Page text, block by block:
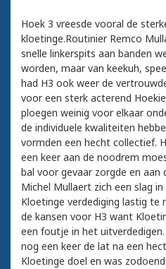
Hoek 3 vreesde vooral de
kloetinge.Routinier Remco
snelle linkerspits aan banden
worden, maar van keekuh,
had H3 ook weer de
voor een sterk acterend
ploegen weinig voor elkaar
de individuele kwaliteiten
vormden een hecht collectief.
een keer aan de noodrem
bal voor gevaar zorgde en
Michel Mullaert zich een slag
Kloetinge verdediging lastig te
de kansen voor H3 want
een foutje in het
nog een keer de lat na een
Kloetinge doel en was